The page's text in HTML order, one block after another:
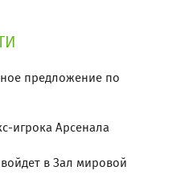
предложение по
игрока Арсенала
в Зал мировой